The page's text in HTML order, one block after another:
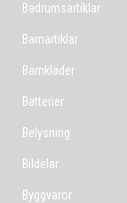
Badrumsartiklar
Barnartiklar
Barnkläder
Batterier
Belysning
Bildelar
Byggvaror